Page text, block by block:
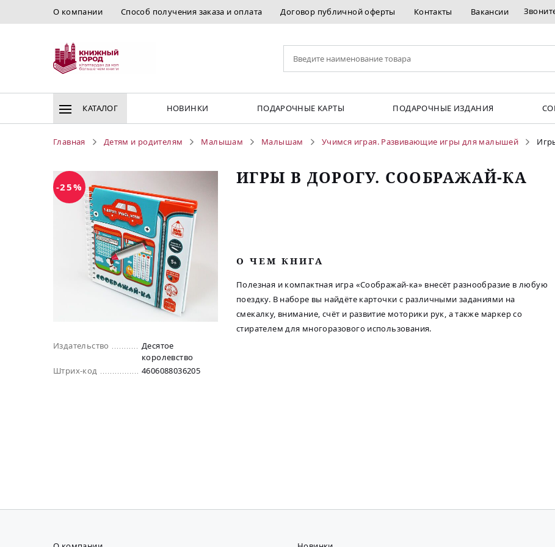
О компании Способ получения заказа и оплата Договор публичной оферты Контакты Вакансии
КАТАЛОГ НОВИНКИ ПОДАРОЧНЫЕ КАРТЫ ПОДАРОЧНЫЕ ИЗДАНИЯ
Главная Детям и родителям Малышам Малышам Учимся играя. Развивающие игры для малышей
-25%
Издательство
Десятое
королевство
Штрих-код
4606088036205
ИГРЫ В ДОРОГУ. СООБРАЖАЙ-КА
O ЧЕМ КНИГА
Полезная и компактная игра «Соображай-ка» внесёт разнообразие в любую
поездку. В наборе вы найдёте карточки с различными заданиями на
смекалку, внимание, счёт и развитие моторики рук, а также маркер со
стирателем для многоразового использования.